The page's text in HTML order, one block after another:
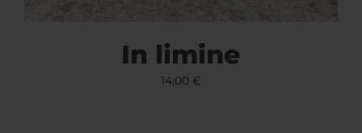
In limine
14,00 €